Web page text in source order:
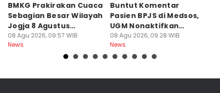
BMKG Prakirakan Cuaca
Sebagian Besar Wilayah
Jogja 8 Agustus
Berawan
08 Agu 2026, 09:57 WIB
News
Buntut Komentar
Pasien BPJS di Medsos,
UGM Nonaktifkan
Dokter PPDS
08 Agu 2026, 09:28 WIB
News